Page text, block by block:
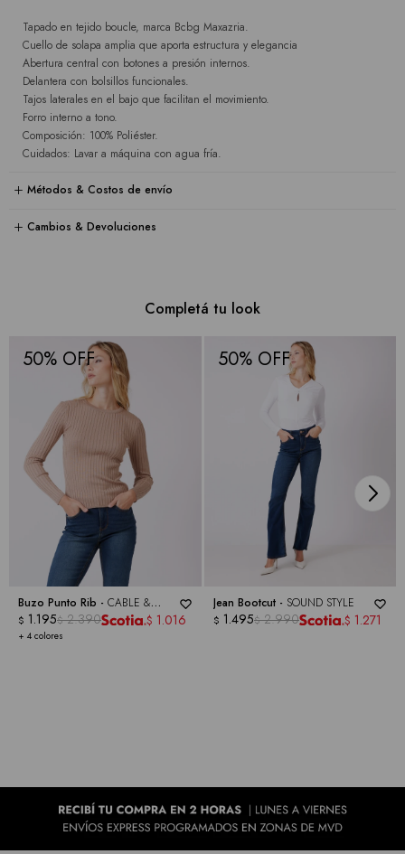
Tapado en tejido boucle, marca Bcbg Maxazria.
Cuello de solapa amplia que aporta estructura y elegancia
Abertura central con botones a presión internos.
Delantera con bolsillos funcionales.
Tajos laterales en el bajo que facilitan el movimiento.
Forro interno a tono.
Composición: 100% Poliéster.
Cuidados: Lavar a máquina con agua fría.
Métodos & Costos de envío
Cambios & Devoluciones
Completá tu look
50
Buzo Punto Rib - CABLE &
GAUGE
+ 4 colores
$ 1.195$ 2.390 $ 1.016
50
Jean Bootcut - SOUND STYLE
$ 1.495$ 2.990 $ 1.271